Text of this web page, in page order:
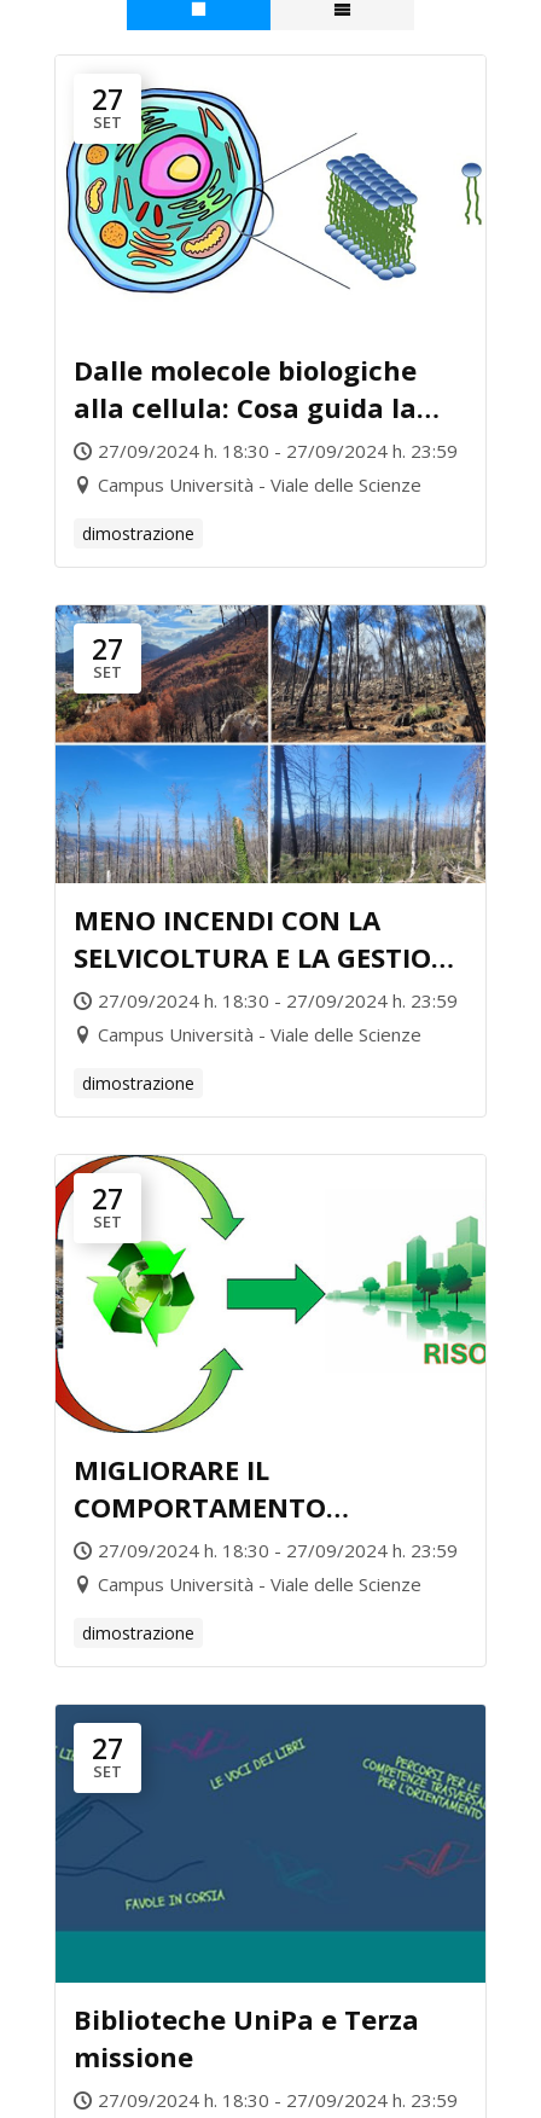
27
SET
Dalle molecole biologiche
alla cellula: Cosa guida la
complessa organizzazione
strutturale e funzionale?
27/09/2024 h. 18:30 - 27/09/2024 h. 23:59
Campus Università - Viale delle Scienze
dimostrazione
27
SET
MENO INCENDI CON LA
SELVICOLTURA E LA GESTIONE
FORESTALE
27/09/2024 h. 18:30 - 27/09/2024 h. 23:59
Campus Università - Viale delle Scienze
dimostrazione
27
SET
MIGLIORARE IL
COMPORTAMENTO
ENERGETICO DEGLI EDIFICI
ATTRAVERSO GLI SCARTI
DELL’AGRI-FOOD: IL
PROGETTO PNRR “NEST” TRA
ECONOMIA CIRCOLARE ED
EDILIZIA
27/09/2024 h. 18:30 - 27/09/2024 h. 23:59
Campus Università - Viale delle Scienze
dimostrazione
27
SET
Biblioteche UniPa e Terza
missione
27/09/2024 h. 18:30 - 27/09/2024 h. 23:59